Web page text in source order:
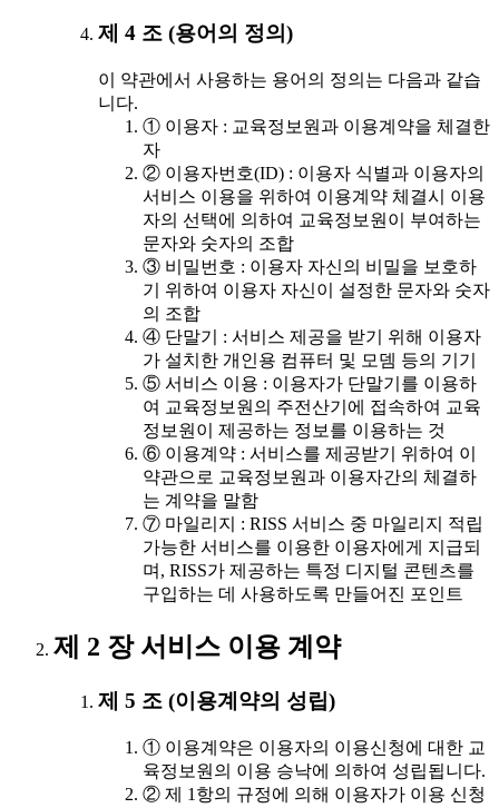
제 4 조 (용어의 정의)
이 약관에서 사용하는 용어의 정의는 다음과 같습
니다.
① 이용자 : 교육정보원과 이용계약을 체결한
자
② 이용자번호(ID) : 이용자 식별과 이용자의
서비스 이용을 위하여 이용계약 체결시 이용
자의 선택에 의하여 교육정보원이 부여하는
문자와 숫자의 조합
③ 비밀번호 : 이용자 자신의 비밀을 보호하
기 위하여 이용자 자신이 설정한 문자와 숫자
의 조합
④ 단말기 : 서비스 제공을 받기 위해 이용자
가 설치한 개인용 컴퓨터 및 모뎀 등의 기기
⑤ 서비스 이용 : 이용자가 단말기를 이용하
여 교육정보원의 주전산기에 접속하여 교육
정보원이 제공하는 정보를 이용하는 것
⑥ 이용계약 : 서비스를 제공받기 위하여 이
약관으로 교육정보원과 이용자간의 체결하
는 계약을 말함
⑦ 마일리지 : RISS 서비스 중 마일리지 적립
가능한 서비스를 이용한 이용자에게 지급되
며, RISS가 제공하는 특정 디지털 콘텐츠를
구입하는 데 사용하도록 만들어진 포인트
제 2 장 서비스 이용 계약
제 5 조 (이용계약의 성립)
① 이용계약은 이용자의 이용신청에 대한 교
육정보원의 이용 승낙에 의하여 성립됩니다.
② 제 1항의 규정에 의해 이용자가 이용 신청